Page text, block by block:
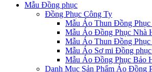
Mẫu Đồng phục
Đồng Phục Công Ty
Mẫu Áo Thun Đồng
Mẫu Áo Đồng Phục Nhà
Mẫu Áo Thun Đồng
Mẫu Áo Sơ mi Đồng
Mẫu Áo Đồng Phục Bảo
Danh Mục Sản Phẩm Áo Đồng